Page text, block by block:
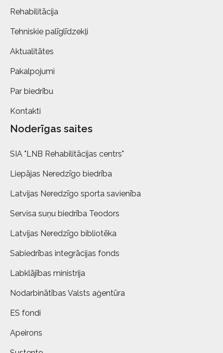
Rehabilitācija
Tehniskie palīglīdzekļi
Aktualitātes
Pakalpojumi
Par biedrību
Kontakti
Noderīgas saites
SIA "LNB Rehabilitācijas centrs"
Liepājas Neredzīgo biedrība
Latvijas Neredzīgo sporta savienība
Servisa suņu biedrība Teodors
Latvijas Neredzīgo bibliotēka
Sabiedrības integrācijas fonds
Labklājības ministrija
Nodarbinātības Valsts aģentūra
ES fondi
Apeirons